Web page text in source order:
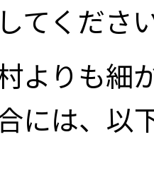
てくださ
よりも細
には、以